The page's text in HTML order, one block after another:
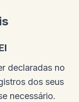
declaradas no
dos seus
necessário.